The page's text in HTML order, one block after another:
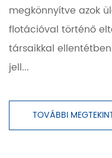
megkönnyítve azok
flotációval történő
társaikkal
jell...
TOVÁBBI